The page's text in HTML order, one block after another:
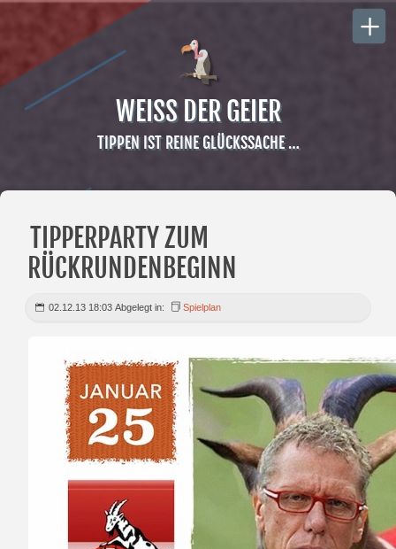
WEISS DER GEIER
TIPPEN IST REINE GLÜCKSSACHE …
TIPPERPARTY ZUM
RÜCKRUNDENBEGINN
02.12.13 18:03 Abgelegt in: Spielplan